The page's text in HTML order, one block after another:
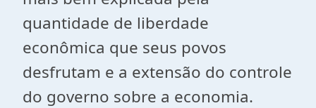
quantidade de liberdade
econômica que seus povos
desfrutam e a extensão do controle
do governo sobre a economia.